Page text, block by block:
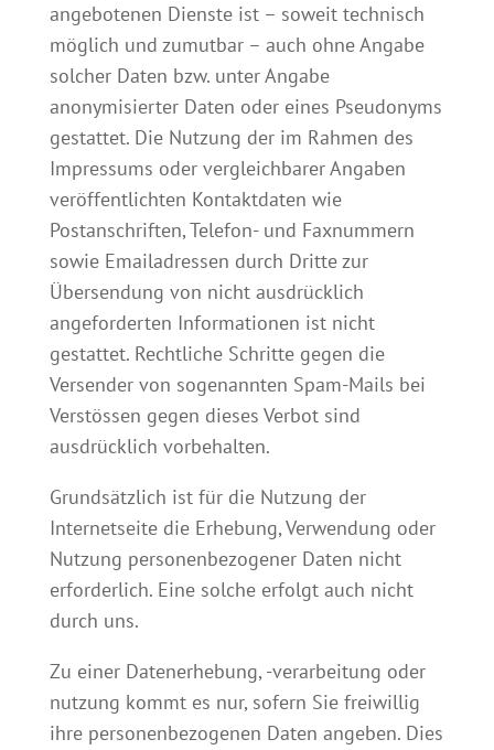
angebotenen Dienste ist – soweit technisch
möglich und zumutbar – auch ohne Angabe
solcher Daten bzw. unter Angabe
anonymisierter Daten oder eines Pseudonyms
gestattet. Die Nutzung der im Rahmen des
Impressums oder vergleichbarer Angaben
veröffentlichten Kontaktdaten wie
Postanschriften, Telefon- und Faxnummern
sowie Emailadressen durch Dritte zur
Übersendung von nicht ausdrücklich
angeforderten Informationen ist nicht
gestattet. Rechtliche Schritte gegen die
Versender von sogenannten Spam-Mails bei
Verstössen gegen dieses Verbot sind
ausdrücklich vorbehalten.
Grundsätzlich ist für die Nutzung der
Internetseite die Erhebung, Verwendung oder
Nutzung personenbezogener Daten nicht
erforderlich. Eine solche erfolgt auch nicht
durch uns.
Zu einer Datenerhebung, -verarbeitung oder
nutzung kommt es nur, sofern Sie freiwillig
ihre personenbezogenen Daten angeben. Dies